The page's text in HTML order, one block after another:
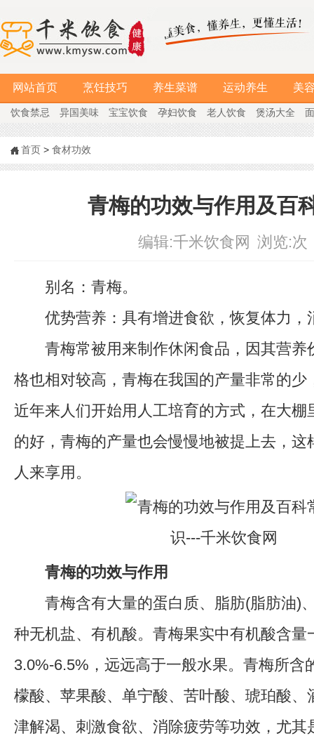
网站首页 烹饪技巧 养生菜谱 运动养生 美
饮食禁忌 异国美味 宝宝饮食 孕妇饮食 老人饮食 煲汤大全
首页 > 食材功效
青梅的功效与作用及百
编辑:千米饮食网 浏览:次
别名：青梅。
优势营养：具有增进食欲，恢复体力，
青梅常被用来制作休闲食品，因其营养
格也相对较高，青梅在我国的产量非常的少
近年来人们开始用人工培育的方式，在大棚
的好，青梅的产量也会慢慢地被提上去，这
人来享用。
青梅的功效与作用
青梅含有大量的蛋白质、脂肪(脂肪油)
种无机盐、有机酸。青梅果实中有机酸含量
3.0%-6.5%，远远高于一般水果。青梅所含
檬酸、苹果酸、单宁酸、苦叶酸、琥珀酸、
津解渴、刺激食欲、消除疲劳等功效，尤其